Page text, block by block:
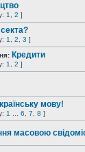
1 2 ]
1 2 3 ]
Кредити
1 2 ]
мову!
1 6 7 8 ]
масовою